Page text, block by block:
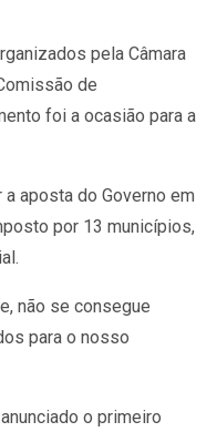
pela Câmara
de
foi a ocasião para a
aposta do Governo em
por 13 municípios,
não se consegue
para o nosso
o primeiro